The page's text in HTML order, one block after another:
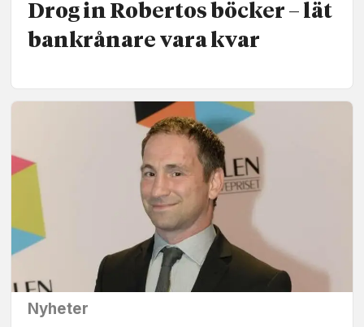
Drog in Robertos böcker – lät
bankrånare vara kvar
Nyheter